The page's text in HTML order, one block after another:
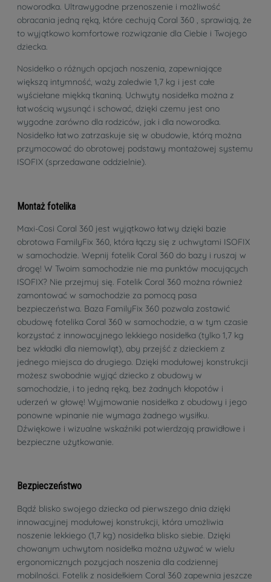
noworodka. Ultrawygodne przenoszenie i możliwość
obracania jedną ręką, które cechują Coral 360 , sprawiają, że
to wyjątkowo komfortowe rozwiązanie dla Ciebie i Twojego
dziecka.
Nosidełko o różnych opcjach noszenia, zapewniające
większą intymność, waży zaledwie 1,7 kg i jest całe
wyściełane miękką tkaniną. Uchwyty nosidełka można z
łatwością wysunąć i schować, dzięki czemu jest ono
wygodne zarówno dla rodziców, jak i dla noworodka.
Nosidełko łatwo zatrzaskuje się w obudowie, którą można
przymocować do obrotowej podstawy montażowej systemu
ISOFIX (sprzedawane oddzielnie).
Montaż fotelika
Maxi-Cosi Coral 360 jest wyjątkowo łatwy dzięki bazie
obrotowa FamilyFix 360, która łączy się z uchwytami ISOFIX
w samochodzie. Wepnij fotelik Coral 360 do bazy i ruszaj w
drogę! W Twoim samochodzie nie ma punktów mocujących
ISOFIX? Nie przejmuj się. Fotelik Coral 360 można również
zamontować w samochodzie za pomocą pasa
bezpieczeństwa. Baza FamilyFix 360 pozwala zostawić
obudowę fotelika Coral 360 w samochodzie, a w tym czasie
korzystać z innowacyjnego lekkiego nosidełka (tylko 1,7 kg
bez wkładki dla niemowląt), aby przejść z dzieckiem z
jednego miejsca do drugiego. Dzięki modułowej konstrukcji
możesz swobodnie wyjąć dziecko z obudowy w
samochodzie, i to jedną ręką, bez żadnych kłopotów i
uderzeń w głowę! Wyjmowanie nosidełka z obudowy i jego
ponowne wpinanie nie wymaga żadnego wysiłku.
Dźwiękowe i wizualne wskaźniki potwierdzają prawidłowe i
bezpieczne użytkowanie.
Bezpieczeństwo
Bądź blisko swojego dziecka od pierwszego dnia dzięki
innowacyjnej modułowej konstrukcji, która umożliwia
noszenie lekkiego (1,7 kg) nosidełka blisko siebie. Dzięki
chowanym uchwytom nosidełka można używać w wielu
ergonomicznych pozycjach noszenia dla codziennej
mobilności. Fotelik z nosidełkiem Coral 360 zapewnia jeszcze